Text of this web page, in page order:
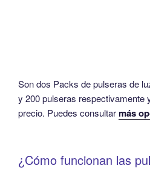
Son dos Packs de pulseras de
y 200 pulseras respectivamente
precio. Puedes consultarmás
¿Cómo funcionan las